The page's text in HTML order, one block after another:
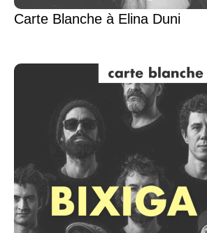
Carte Blanche à Elina Duni